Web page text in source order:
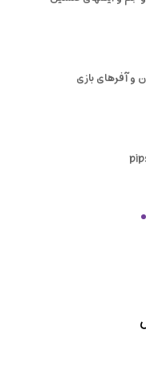
و آفرهای بازی